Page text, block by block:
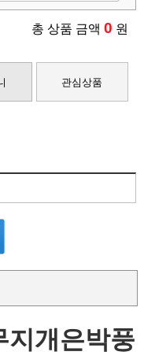
총 상품 금액 0 원
관심상품
지개은박풍